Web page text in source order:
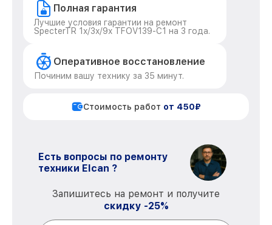
Полная гарантия
Лучшие условия гарантии на ремонт
SpecterTR 1x/3x/9x TFOV139-C1 на 3 года.
Оперативное восстановление
Починим вашу технику за 35 минут.
Стоимость работ от 450₽
Есть вопросы по ремонту
техники Elcan ?
Запишитесь на ремонт и получите
скидку -25%